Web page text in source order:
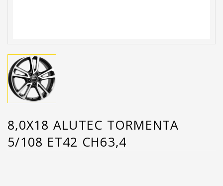
8,0X18 ALUTEC TORMENTA
5/108 ET42 CH63,4